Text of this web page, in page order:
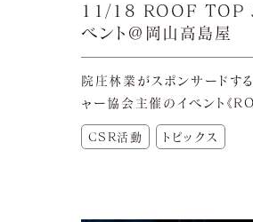
11/18 ROOF TOP
ベント＠岡山高島屋
院庄林業がスポンサードす
ャー協会主催のイベント《
CSR活動 トピックス